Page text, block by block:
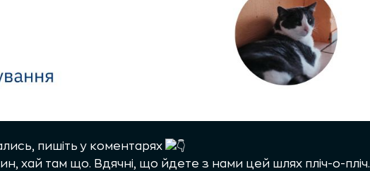
пишіть у коментарях
хай там що. Вдячні, що йдете з нами цей шлях пліч-о-пліч.